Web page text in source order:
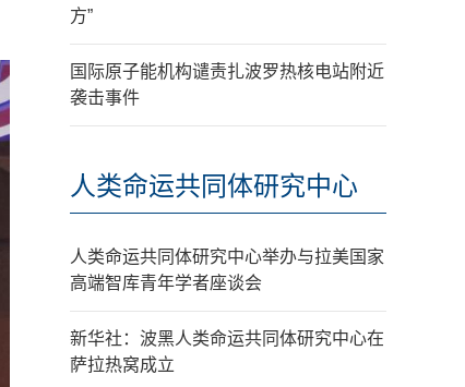
方”
国际原子能机构谴责扎波罗热核电站附近
袭击事件
人类命运共同体研究中心
人类命运共同体研究中心举办与拉美国家
高端智库青年学者座谈会
新华社：波黑人类命运共同体研究中心在
萨拉热窝成立